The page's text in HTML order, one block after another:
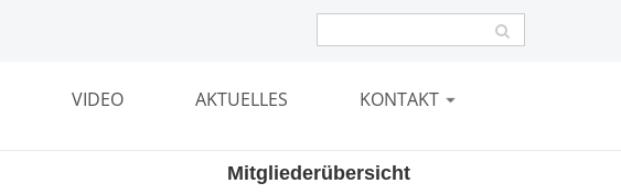
VIDEO AKTUELLES KONTAKT
Mitgliederübersicht